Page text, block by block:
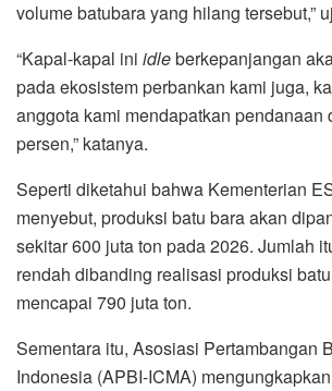
volume batubara yang hilang tersebut,”
“Kapal-kapal ini idleberkepanjangan
pada ekosistem perbankan kami juga,
anggota kami mendapatkan pendanaan
persen,” katanya.
Seperti diketahui bahwa Kementerian
menyebut, produksi batu bara akan
sekitar 600 juta ton pada 2026. Jumlah
rendah dibanding realisasi produksi
mencapai 790 juta ton.
Sementara itu, Asosiasi Pertambangan
Indonesia (APBI-ICMA)